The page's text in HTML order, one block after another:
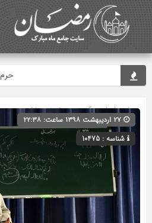
حرم
صفحه اصلی» گروه » دسته‌بندی نشده
شناسه : 10475